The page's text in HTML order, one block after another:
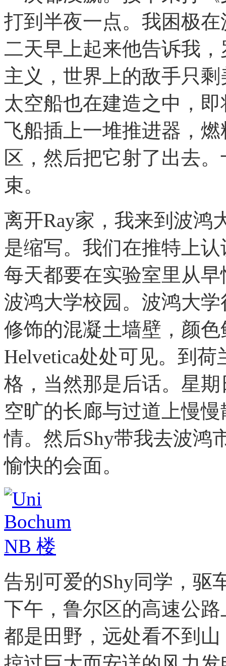
打到半夜一点。我困极
二天早上起来他告诉我
主义，世界上的敌手只
太空船也在建造之中，
飞船插上一堆推进器，
区，然后把它射了出去
束。
离开Ray家，我来到波鸿
是缩写。我们在推特上
每天都要在实验室里从
波鸿大学校园。波鸿大
修饰的混凝土墙壁，颜
Helvetica处处可见。到
格，当然那是后话。星
空旷的长廊与过道上慢
情。然后Shy带我去波鸿
愉快的会面。
告别可爱的Shy同学，驱
下午，鲁尔区的高速公
都是田野，远处看不到